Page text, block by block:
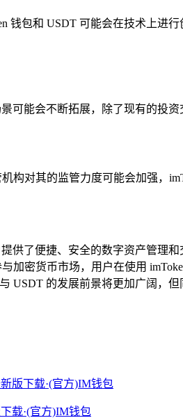
钱包和 USDT 可能会在技术上进
可能会不断拓展，除了现有的投
构对其的监管力度可能会加强，
供了便捷、安全的数字资产管理
加密货币市场，用户在使用
USDT 的发展前景将更加广阔，
新版下载·(官方)IM钱包
载·(官方)IM钱包